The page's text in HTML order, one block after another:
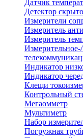
Датчик
Детектор
Измерители
Измеритель
Измеритель
Индикатор
Индикатор
Клещи
Контрольный
Мегаомметр
Мультиметр
Набор
Погружная